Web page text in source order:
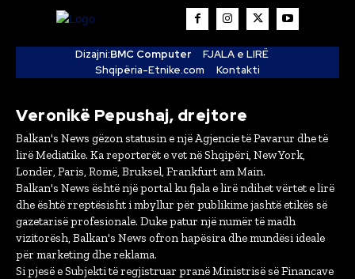
Dizajni:BMC Computer
FJALA e LIRË
Shqipëria-Etnike.com
Kontakti
Veronikë Pepushaj, drejtore
Balkan's News gëzon statusin e një Agjencie të Pavarur dhe të
lirë Mediatike. Ka reporterët e vet në Shqipëri, New York,
Londër, Paris, Romë, Bruksel, Frankfurt am Main.
Balkan's News është një portal ku fjala e lirë ndihet vërtet e lirë
dhe është rreptësisht i mbyllur për publikime jashtë etikës së
gazetarisë profesionale. Duke patur një numër të madh
vizitorësh, Balkan's News ofron hapësira dhe mundësi ideale
për marketing dhe reklama.
Si pjesë e Subjekti të regjistruar pranë Ministrisë së Financave